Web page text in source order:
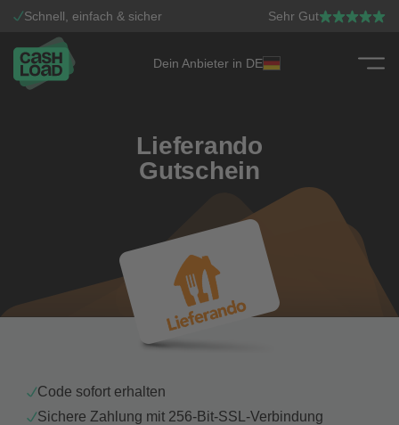
Schnell, einfach & sicher Sehr Gut
Dein Anbieter in DE
Lieferando
Gutschein
Code sofort erhalten
Sichere Zahlung mit 256-Bit-SSL-Verbindung